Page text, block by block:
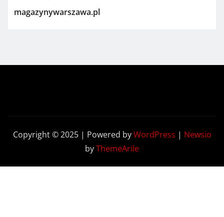
magazynywarszawa.pl
Copyright © 2025 | Powered byWordPress | Newsio
byThemeArile